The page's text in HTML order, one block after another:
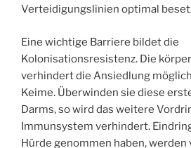
Verteidigungslinien optimal
Eine wichtige Barriere bildet die
Kolonisationsresistenz. Die
verhindert die Ansiedlung
Keime. Überwinden sie diese
Darms, so wird das weitere
Immunsystem verhindert.
Hürde genommen haben, werden